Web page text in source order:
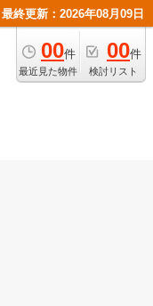
最終更新：2026年08月09日
00件
最近見た物件
00件
検討リスト